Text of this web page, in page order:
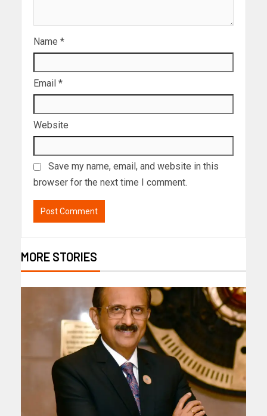
Name *
Email *
Website
Save my name, email, and website in this
browser for the next time I comment.
MORE STORIES